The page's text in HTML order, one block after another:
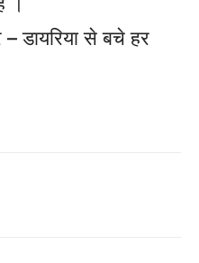
– डायरिया से बचे हर